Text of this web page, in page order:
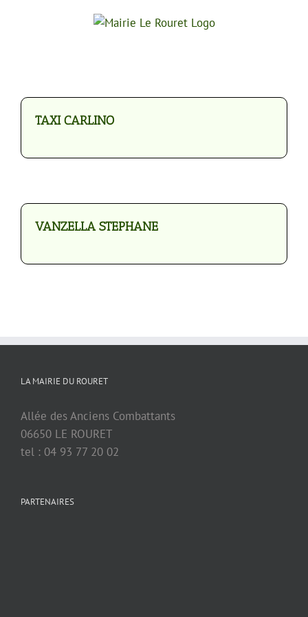
TAXI CARLINO
VANZELLA STEPHANE
LA MAIRIE DU ROURET
Allée des Anciens Combattants
06650 LE ROURET
tel : 04 93 77 20 02
PARTENAIRES